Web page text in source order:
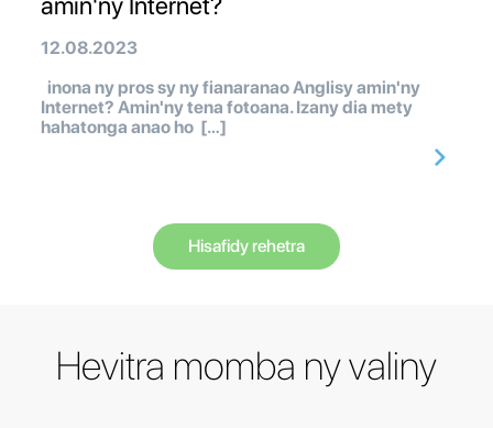
12.08.2023
inona ny pros sy ny fianaranao Anglisy amin'ny
Internet? Amin'ny tena fotoana. Izany dia mety
hahatonga anao ho […]
Hisafidy rehetra
Hevitra momba ny valiny